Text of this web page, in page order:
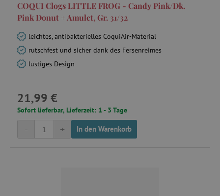
COQUI Clogs LITTLE FROG - Candy Pink/Dk.
Pink Donut + Amulet, Gr. 31/32
leichtes, antibakterielles CoquiAir-Material
rutschfest und sicher dank des Fersenreimes
lustiges Design
21,99 €
Sofort lieferbar, Lieferzeit: 1 - 3 Tage
+
- In den Warenkorb